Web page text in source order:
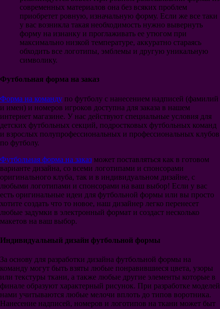
Аякс
Фейеноорд
Галатасарай
Интер Майами
Гэлакси
Сантос
Порту
Спортинг
Селтик
Аль-Наср Эр-Рияд
Аль-Хиляль Эр-Рияд
Аль-Иттихад
Сборная России
Сборная Хорватии
Сборная Англии
Сборная Голландии
Сборная Аргентины
Сборная Бразилии
Сборная Германии
Сборная Бельгии
Сборная Турции
Сборная Колумбии
Сборная Мексики
Сборная Польши
Сборная Дании
Сборная Швеции
Сборная Швейцарии
современных материалов она без всяких проблем
приобретет ровную, изначальную форму. Если же все таки
у вас возникла такая необходимость нужно вывернуть
форму на изнанку и проглаживать ее утюгом при
максимально низкой температуре, аккуратно стараясь
обходить все логотипы, эмблемы и другую уникальную
символику.
Футбольная форма на заказ
Форма на команду по футболу с нанесением надписей (фамилий
и имен) и номеров игроков доступна для заказа в нашем
интернет магазине. У нас действуют специальные условия для
детских футбольных секций, подростковых футбольных команд
и взрослых полупрофессиональных и профессиональных клубов
по футболу.
Футбольная форма на заказ может поставляться как в готовом
варианте дизайна, со всеми логотипами и спонсорами
оригинального клуба, так и в индивидуальном дизайне, с
любыми логотипами и спонсорами на ваш выбор! Если у вас
есть оригинальные идеи для футбольной формы или вы просто
хотите создать что то новое, наш дизайнер легко перенесет
любые задумки в электронный формат и создаст несколько
макетов на ваш выбор.
Индивидуальный дизайн футбольной формы
За основу для разработки дизайна футбольной формы на
команду могут быть взяты любые понравившиеся цвета, узоры
или текстуры ткани, а также любые другие элементы которые в
финале образуют характерный рисунок. При разработке моделей
нами учитываются любые мелочи вплоть до типов воротника.
Нанесение надписей, номеров и логотипов на ткани может быт